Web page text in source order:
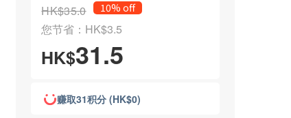
HK$35.0 10% off
您节省：HK$3.5
HK$31.5
赚取31积分 (HK$0)